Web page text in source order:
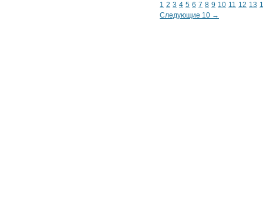
1 2 3 4 5 6 7 8 9 10 11 12 13
Следующие 10 →